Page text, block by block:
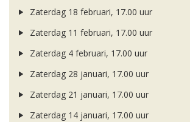
Zaterdag 18 februari, 17.00 uur
Zaterdag 11 februari, 17.00 uur
Zaterdag 4 februari, 17.00 uur
Zaterdag 28 januari, 17.00 uur
Zaterdag 21 januari, 17.00 uur
Zaterdag 14 januari, 17.00 uur